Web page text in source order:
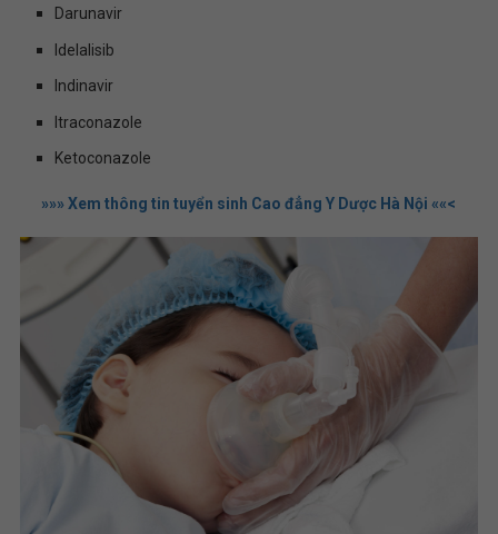
Darunavir
Idelalisib
Indinavir
Itraconazole
Ketoconazole
»»» Xem thông tin tuyển sinh Cao đẳng Y Dược Hà Nội ««<